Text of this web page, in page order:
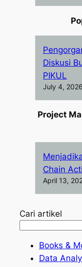
Diskusi
PIKUL
July 4, 2026
Project
Chain
April 13,
Cari artikel
Books &
Data